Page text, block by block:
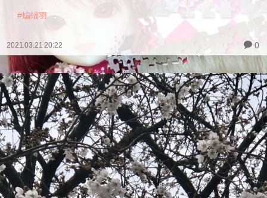
#蝙蝠羽
2021.03.21 20:22 0